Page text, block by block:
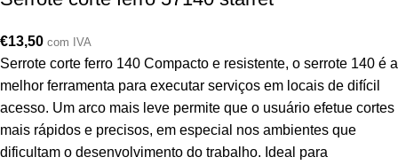
€13,50 com IVA
Serrote corte ferro 140 Compacto e resistente, o serrote 140 é a
melhor ferramenta para executar serviços em locais de difícil
acesso. Um arco mais leve permite que o usuário efetue cortes
mais rápidos e precisos, em especial nos ambientes que
dificultam o desenvolvimento do trabalho. Ideal para